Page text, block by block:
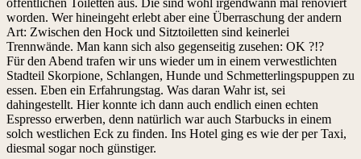
worden. Wer hineingeht erlebt aber eine Überraschung der andern
Art: Zwischen den Hock und Sitztoiletten sind keinerlei
Trennwände. Man kann sich also gegenseitig zusehen: OK ?!?
Für den Abend trafen wir uns wieder um in einem verwestlichten
Stadteil Skorpione, Schlangen, Hunde und Schmetterlingspuppen zu
essen. Eben ein Erfahrungstag. Was daran Wahr ist, sei
dahingestellt. Hier konnte ich dann auch endlich einen echten
Espresso erwerben, denn natürlich war auch Starbucks in einem
solch westlichen Eck zu finden. Ins Hotel ging es wie der per Taxi,
diesmal sogar noch günstiger.